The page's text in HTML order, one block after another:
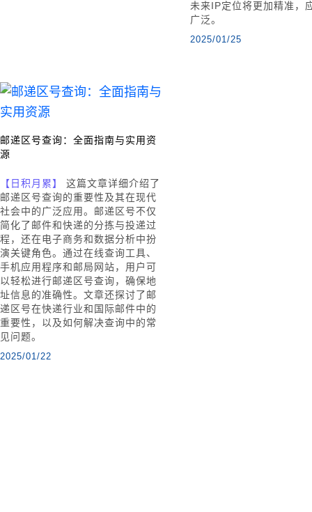
未来IP定位将更加精准，
广泛。
2025/01/25
邮递区号查询：全面指南与实用资
源
【日积月累】
这篇文章详细介绍了
邮递区号查询的重要性及其在现代
社会中的广泛应用。邮递区号不仅
简化了邮件和快递的分拣与投递过
程，还在电子商务和数据分析中扮
演关键角色。通过在线查询工具、
手机应用程序和邮局网站，用户可
以轻松进行邮递区号查询，确保地
址信息的准确性。文章还探讨了邮
递区号在快递行业和国际邮件中的
重要性，以及如何解决查询中的常
见问题。
2025/01/22